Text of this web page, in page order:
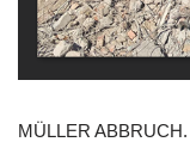
MÜLLER ABBRUCH.